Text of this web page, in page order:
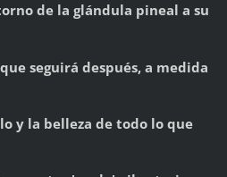
de la glándula pineal a su
seguirá después, a medida
y la belleza de todo lo que